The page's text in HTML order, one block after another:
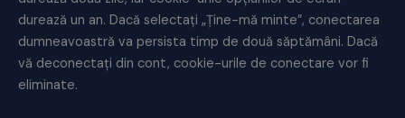
durează un an. Dacă selectați „Ține-mă minte”, conectarea
dumneavoastră va persista timp de două săptămâni. Dacă
vă deconectați din cont, cookie-urile de conectare vor fi
eliminate.